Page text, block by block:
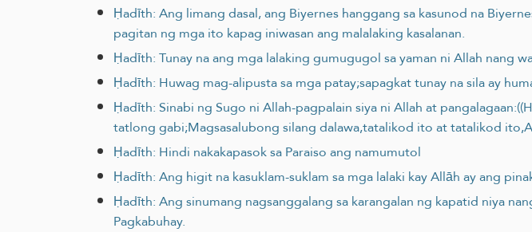
Ḥadīth: Ang limang dasal, ang Biyernes hanggang sa kasunod na
pagitan ng mga ito kapag iniwasan ang malalaking kasalanan.
Ḥadīth: Tunay na ang mga lalaking gumugugol sa yaman ni Allah nang
Ḥadīth: Huwag mag-alipusta sa mga patay;sapagkat tunay na sila ay
Ḥadīth: Sinabi ng Sugo ni Allah-pagpalain siya ni Allah at
tatlong gabi;Magsasalubong silang dalawa,tatalikod ito at tatalikod
Ḥadīth: Hindi nakakapasok sa Paraiso ang namumutol
Ḥadīth: Ang higit na kasuklam-suklam sa mga lalaki kay Allāh ay ang
Ḥadīth: Ang sinumang nagsanggalang sa karangalan ng kapatid niya
Pagkabuhay.